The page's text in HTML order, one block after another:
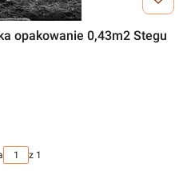
opakowanie 0,43m2 Stegu
z 1